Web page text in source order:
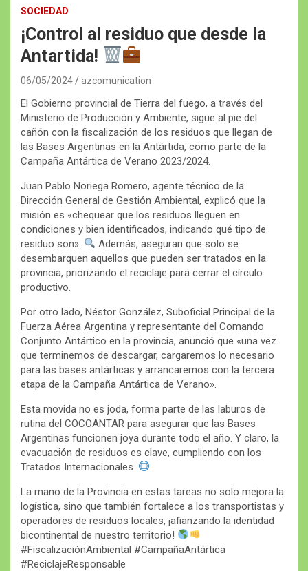
SOCIEDAD
¡Control al residuo que desde la
Antartida!
06/05/2024 azcomunication
El Gobierno provincial de Tierra del fuego, a través del
Ministerio de Producción y Ambiente, sigue al pie del
cañón con la fiscalización de los residuos que llegan de
las Bases Argentinas en la Antártida, como parte de la
Campaña Antártica de Verano 2023/2024.
Juan Pablo Noriega Romero, agente técnico de la
Dirección General de Gestión Ambiental, explicó que la
misión es «chequear que los residuos lleguen en
condiciones y bien identificados, indicando qué tipo de
residuo son».
Además, aseguran que solo se
desembarquen aquellos que pueden ser tratados en la
provincia, priorizando el reciclaje para cerrar el círculo
productivo.
Por otro lado, Néstor González, Suboficial Principal de la
Fuerza Aérea Argentina y representante del Comando
Conjunto Antártico en la provincia, anunció que «una vez
que terminemos de descargar, cargaremos lo necesario
para las bases antárticas y arrancaremos con la tercera
etapa de la Campaña Antártica de Verano».
Esta movida no es joda, forma parte de las laburos de
rutina del COCOANTAR para asegurar que las Bases
Argentinas funcionen joya durante todo el año. Y claro, la
evacuación de residuos es clave, cumpliendo con los
Tratados Internacionales.
La mano de la Provincia en estas tareas no solo mejora la
logística, sino que también fortalece a los transportistas y
operadores de residuos locales, ¡afianzando la identidad
bicontinental de nuestro territorio!
#FiscalizaciónAmbiental #CampañaAntártica
#ReciclajeResponsable